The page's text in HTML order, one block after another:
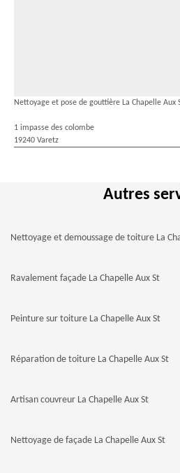
Nettoyage et pose de gouttière La Chapelle Aux
1 impasse des colombe
19240 Varetz
Autres
Nettoyage et demoussage de toiture La
Ravalement façade La Chapelle Aux St
Peinture sur toiture La Chapelle Aux St
Réparation de toiture La Chapelle Aux St
Artisan couvreur La Chapelle Aux St
Nettoyage de façade La Chapelle Aux St